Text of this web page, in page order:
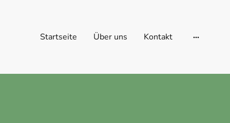
Startseite Über uns Kontakt